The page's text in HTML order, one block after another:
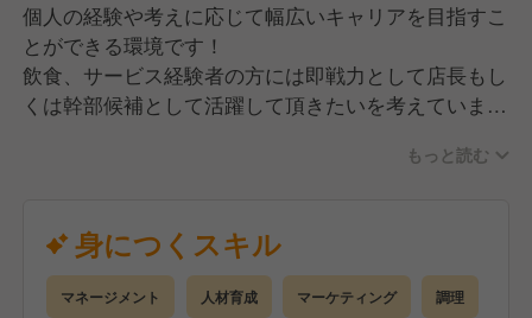
個人の経験や考えに応じて幅広いキャリアを目指すこ
とができる環境です！
飲食、サービス経験者の方には即戦力として店長もし
くは幹部候補として活躍して頂きたいを考えていま
その為、作業のみではなく店舗の総合的なマネージメ
【具体的には】
・調理、仕込み
・商品開発
もっと読む
身につくスキル
マネージメント 人材育成 マーケティング 調理